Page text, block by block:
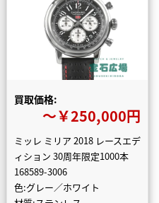
買取価格:
〜￥250,000円
ミッレ ミリア 2018 レースエデ
ィション 30周年限定1000本
168589-3006
色:グレー／ホワイト